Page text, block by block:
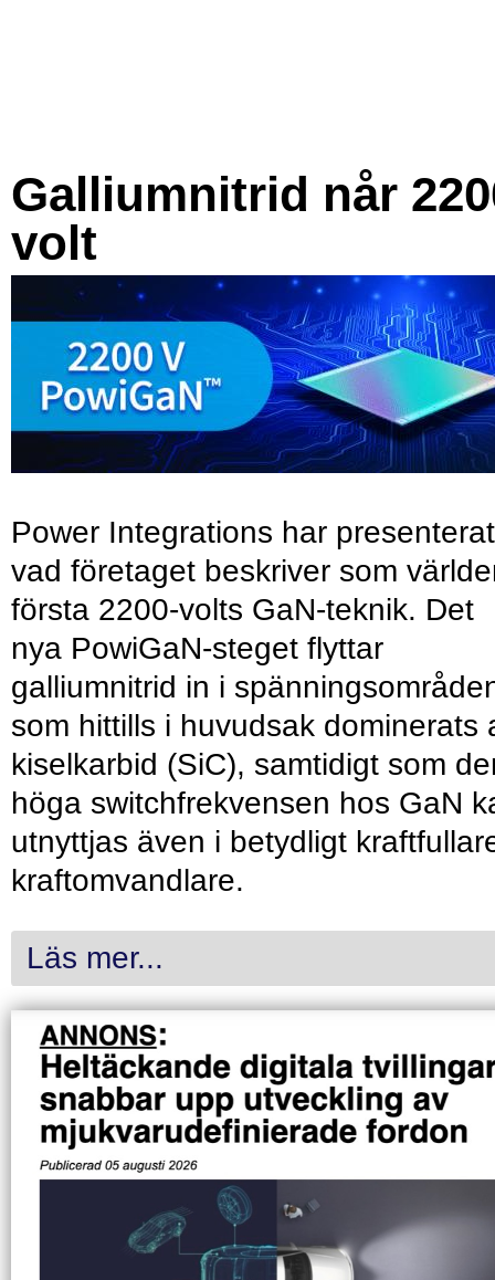
Galliumnitrid når
volt
Power Integrations har presenterat
vad företaget beskriver som
första 2200-volts GaN-teknik. Det
nya PowiGaN-steget flyttar
galliumnitrid in i
som hittills i huvudsak dominerats
kiselkarbid (SiC), samtidigt som
höga switchfrekvensen hos GaN
utnyttjas även i betydligt
kraftomvandlare.
Läs mer...